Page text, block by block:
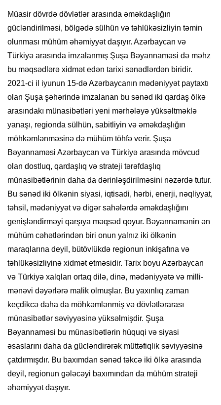
Müasir dövrdə dövlətlər arasında əməkdaşlığın
gücləndirilməsi, bölgədə sülhün və təhlükəsizliyin təmin
olunması mühüm əhəmiyyət daşıyır. Azərbaycan və
Türkiyə arasında imzalanmış Şuşa Bəyannaməsi də məhz
bu məqsədlərə xidmət edən tarixi sənədlərdən biridir.
2021-ci il iyunun 15-də Azərbaycanın mədəniyyət paytaxtı
olan Şuşa şəhərində imzalanan bu sənəd iki qardaş ölkə
arasındakı münasibətləri yeni mərhələyə yüksəltməklə
yanaşı, regionda sülhün, sabitliyin və əməkdaşlığın
möhkəmlənməsinə də mühüm töhfə verir. Şuşa
Bəyannaməsi Azərbaycan və Türkiyə arasında mövcud
olan dostluq, qardaşlıq və strateji tərəfdaşlıq
münasibətlərinin daha da dərinləşdirilməsini nəzərdə tutur.
Bu sənəd iki ölkənin siyasi, iqtisadi, hərbi, enerji, nəqliyyat,
təhsil, mədəniyyət və digər sahələrdə əməkdaşlığını
genişləndirməyi qarşıya məqsəd qoyur. Bəyannamənin ən
mühüm cəhətlərindən biri onun yalnız iki ölkənin
maraqlarına deyil, bütövlükdə regionun inkişafına və
təhlükəsizliyinə xidmət etməsidir. Tarix boyu Azərbaycan
və Türkiyə xalqları ortaq dilə, dinə, mədəniyyətə və milli-
mənəvi dəyərlərə malik olmuşlar. Bu yaxınlıq zaman
keçdikcə daha da möhkəmlənmiş və dövlətlərarası
münasibətlər səviyyəsinə yüksəlmişdir. Şuşa
Bəyannaməsi bu münasibətlərin hüquqi və siyasi
əsaslarını daha da gücləndirərək müttəfiqlik səviyyəsinə
çatdırmışdır. Bu baxımdan sənəd təkcə iki ölkə arasında
deyil, regionun gələcəyi baxımından da mühüm strateji
əhəmiyyət daşıyır.